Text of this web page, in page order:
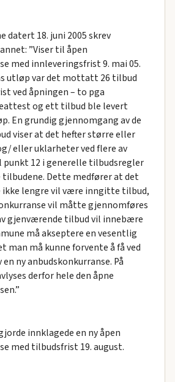
datert 18. juni 2005 skrev
”Viser til åpen
med innleveringsfrist 9. mai 05.
utløp var det mottatt 26 tilbud
ved åpningen – to pga
og ett tilbud ble levert
En grundig gjennomgang av de
viser at det hefter større eller
eller uklarheter ved flere av
punkt 12 i generelle tilbudsregler
tilbudene. Dette medfører at det
ikke lengre vil være inngitte tilbud,
vil måtte gjennomføres
gjenværende tilbud vil innebære
må akseptere en vesentlig
man må kunne forvente å få ved
ny anbudskonkurranse. På
derfor hele den åpne
innklagede en ny åpen
med tilbudsfrist 19. august.